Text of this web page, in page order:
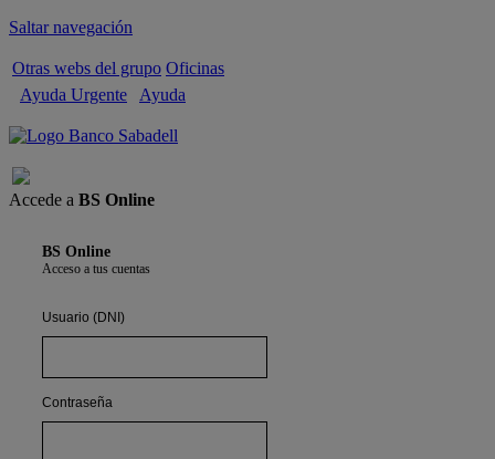
Saltar navegación
Otras webs del grupo Oficinas
Ayuda Urgente
Ayuda
Accede a BS Online
BS Online
Acceso a tus cuentas
Usuario (DNI)
Contraseña